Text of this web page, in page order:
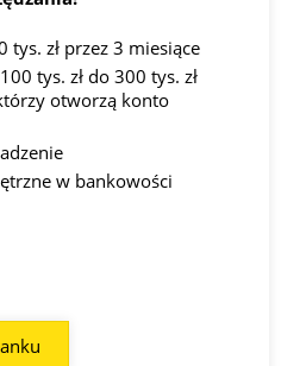
zł przez 3 miesiące
tys. zł do 300 tys. zł
otworzą konto
w bankowości